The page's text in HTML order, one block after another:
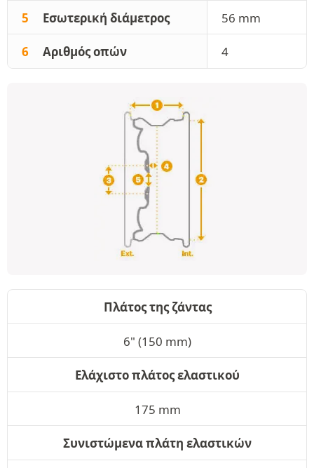
5 Εσωτερική διάμετρος 56 mm
6 Αριθμός οπών 4
Πλάτος της ζάντας
6" (150 mm)
Ελάχιστο πλάτος ελαστικού
175 mm
Συνιστώμενα πλάτη ελαστικών